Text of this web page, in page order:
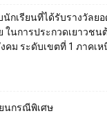
กเรียนที่ได้รับรางวัลย
ในการประกวดเยาวช
คม ระดับเขตที่ 1 ภาคเห
ยนกรณีพิเศษ